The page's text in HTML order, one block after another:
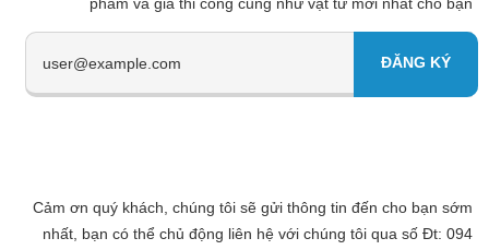
Cảm ơn quý khách, chúng tôi sẽ gửi thông tin đến cho bạn sớm
nhất, bạn có thể chủ động liên hệ với chúng tôi qua số Đt: 094